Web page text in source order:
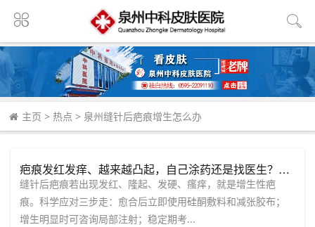
主页 > 热点 > 泉州缝针后疤痕增生怎么办
疤痕发红发痒、越来越凸起，自己涂药还是找医生？这四种情况别犹豫。
缝针后疤痕若出现发红、隆起、发硬、瘙痒，就是增生性疤
痕。科学应对三步走：愈合后立即使用硅酮敷料和减张胶布；
增生明显时可咨询局部注射；稳定期考...